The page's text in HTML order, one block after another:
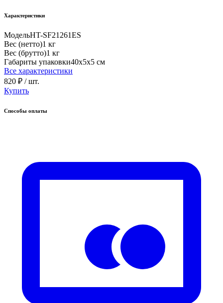
Характеристики
МодельHT-SF21261ES
Вес (нетто)1 кг
Вес (брутто)1 кг
Габариты упаковки40х5х5 см
Все характеристики
820 ₽ / шт.
Купить
Способы оплаты